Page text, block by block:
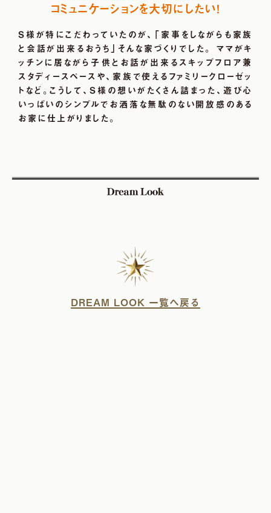
コミュニケーションを大切にしたい!
Ｓ様が特にこだわっていたのが、「家事をしながらも家族
と会話が出来るおうち」そんな家づくりでした。 ママがキ
ッチンに居ながら子供とお話が出来るスキップフロア兼
スタディースペースや、家族で使えるファミリークローゼッ
トなど。こうして、Ｓ様の想いがたくさん詰まった、遊び心
いっぱいのシンプルでお洒落な無駄のない開放感のある
お家に仕上がりました。
DREAM LOOK 一覧へ戻る